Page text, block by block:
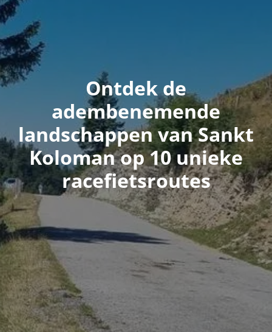
Ontdek de
adembenemende
landschappen van Sankt
Koloman op 10 unieke
racefietsroutes